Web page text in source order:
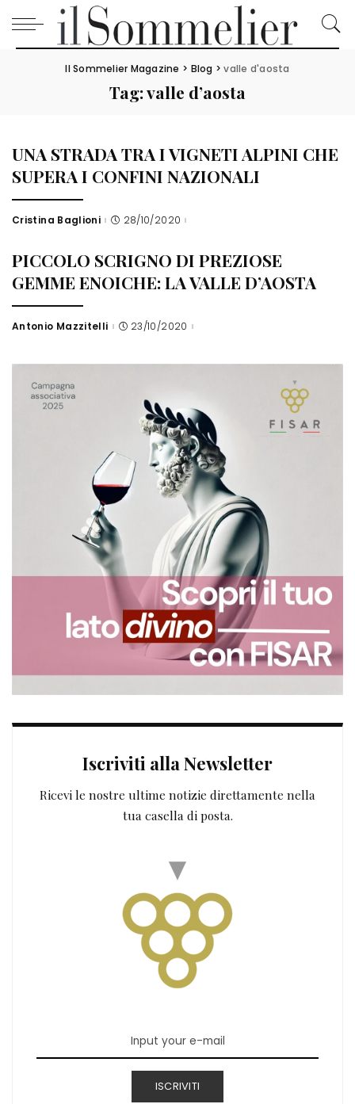
Il Sommelier Magazine > Blog >valle d'aosta
Tag:valle d’aosta
UNA STRADA TRA I VIGNETI ALPINI CHE
SUPERA I CONFINI NAZIONALI
Posted
Cristina Baglioni 28/10/2020
PICCOLO SCRIGNO DI PREZIOSE
GEMME ENOICHE: LA VALLE D’AOSTA
Posted
Antonio Mazzitelli 23/10/2020
Iscriviti alla Newsletter
Ricevi le nostre ultime notizie direttamente nella
tua casella di posta.
ISCRIVITI